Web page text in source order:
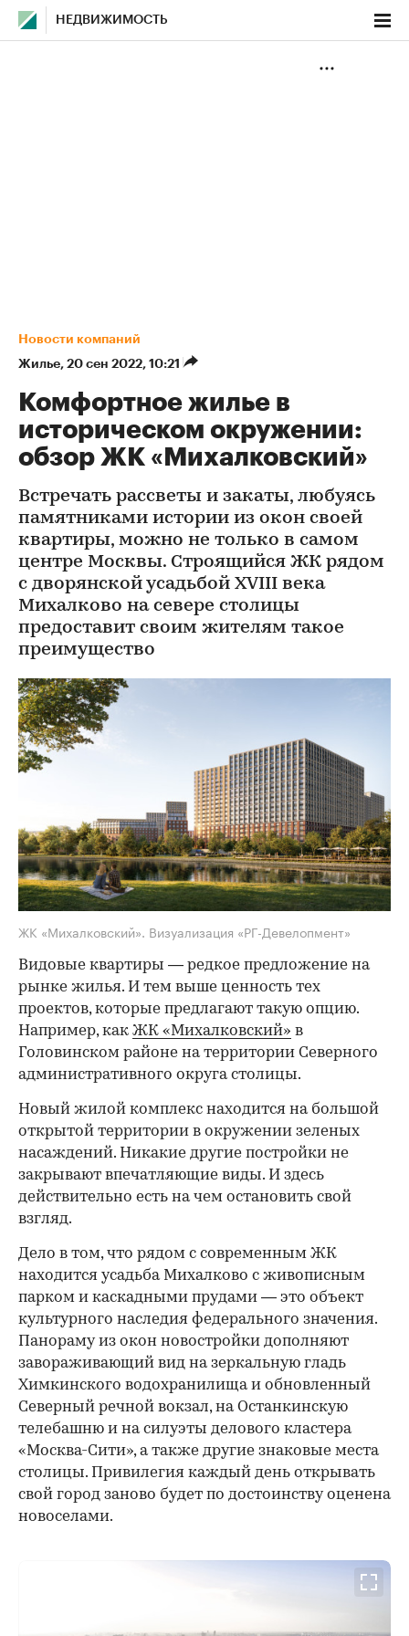
НЕДВИЖИМОСТЬ
Новости компаний
Жилье⁠, 20 сен 2022, 10:21
Комфортное жилье в
историческом окружении:
обзор ЖК «Михалковский»
Встречать рассветы и закаты, любуясь
памятниками истории из окон своей
квартиры, можно не только в самом
центре Москвы. Строящийся ЖК рядом
с дворянской усадьбой XVIII века
Михалково на севере столицы
предоставит своим жителям такое
преимущество
ЖК «Михалковский». Визуализация «РГ-Девелопмент»
Видовые квартиры — редкое предложение на
рынке жилья. И тем выше ценность тех
проектов, которые предлагают такую опцию.
Например, как ЖК «Михалковский» в
Головинском районе на территории Северного
административного округа столицы.
Новый жилой комплекс находится на большой
открытой территории в окружении зеленых
насаждений. Никакие другие постройки не
закрывают впечатляющие виды. И здесь
действительно есть на чем остановить свой
взгляд.
Дело в том, что рядом с современным ЖК
находится усадьба Михалково с живописным
парком и каскадными прудами — это объект
культурного наследия федерального значения.
Панораму из окон новостройки дополняют
завораживающий вид на зеркальную гладь
Химкинского водохранилища и обновленный
Северный речной вокзал, на Останкинскую
телебашню и на силуэты делового кластера
«Москва-Сити», а также другие знаковые места
столицы. Привилегия каждый день открывать
свой город заново будет по достоинству оценена
новоселами.